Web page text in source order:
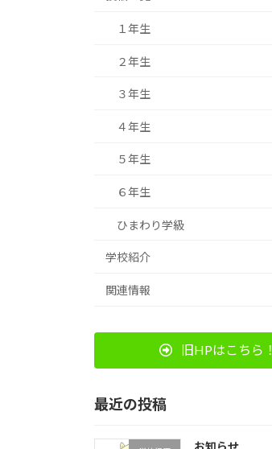
１年生
２年生
３年生
４年生
５年生
６年生
ひまわり学級
学校紹介
関連情報
旧HPはこちら！
最近の投稿
お知らせ